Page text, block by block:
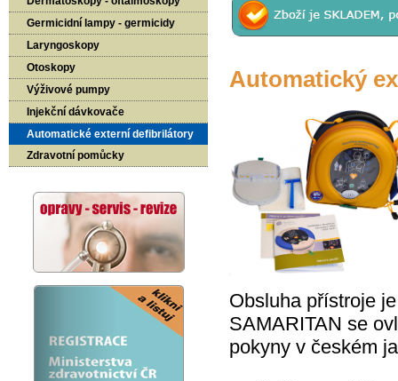
Germicidní lampy - germicidy
Laryngoskopy
Otoskopy
Výživové pumpy
Injekční dávkovače
Automatické externí defibrilátory
Zdravotní pomůcky
Automatický
Obsluha přístroje
SAMARITAN se
pokyny v českém